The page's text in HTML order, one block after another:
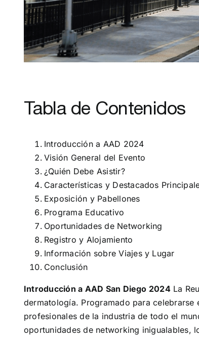
Tabla de Contenidos
Introducción a AAD 2024
Visión General del Evento
¿Quién Debe Asistir?
Características y Destacados
Exposición y Pabellones
Programa Educativo
Oportunidades de Networking
Registro y Alojamiento
Información sobre Viajes y Lugar
Conclusión
Introducción a AAD San Diego 2024La
dermatología. Programado para
profesionales de la industria de todo el
oportunidades de networking inigualables,